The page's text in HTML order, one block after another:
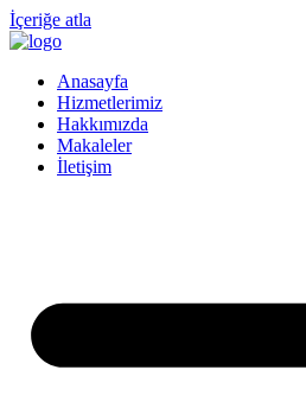
İçeriğe atla
Anasayfa
Hizmetlerimiz
Hakkımızda
Makaleler
İletişim